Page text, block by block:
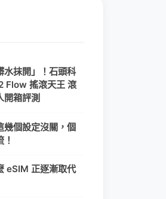
水抹開」！石頭科
Flow 搖滾天王 滾
開箱評測
幾個設定沒關，個
eSIM 正逐漸取代